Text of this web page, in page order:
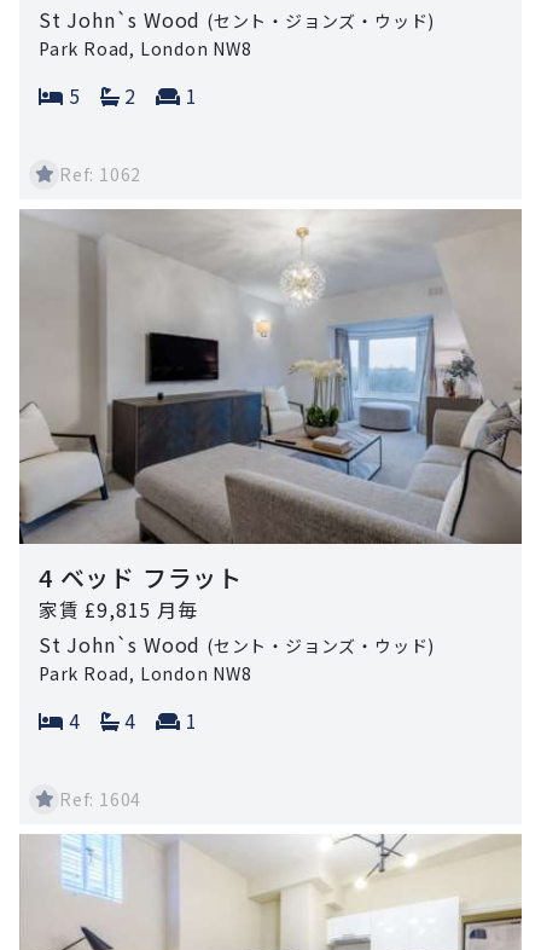
St John`s Wood (セント・ジョンズ・ウッド)
Park Road, London NW8
Bedrooms:
5 Bathrooms:
2 Reception rooms:
1
Ref: 1062
4 ベッド フラット
家賃 £9,815 月毎
St John`s Wood (セント・ジョンズ・ウッド)
Park Road, London NW8
Bedrooms:
4 Bathrooms:
4 Reception rooms:
1
Ref: 1604